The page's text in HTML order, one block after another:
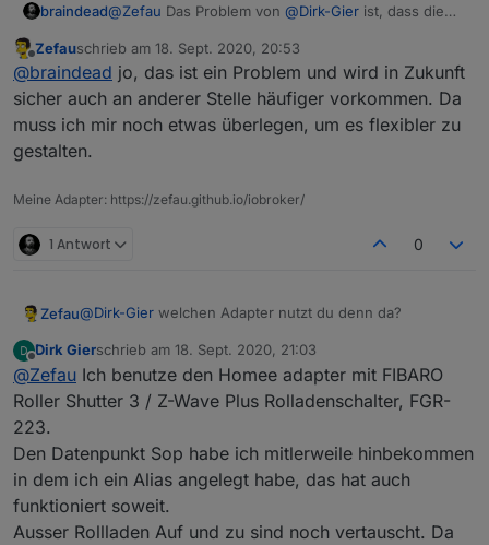
braindead@Zefau Das Problem von @Dirk-Gier ist, dass die
100% haben. Bei einigen bedeutet es 100% Licht
kommen rein, bei anderen 100% Dunkelheit. Im
ioBroker gibt es (noch) keine einheitliche
Übersetzung dafür. Kann jarvis das irgendwie (via
JSON) umrechnen? Ich meine das irgendwann mal
nicht näher verfolgt.
Offline
Zefauschrieb am 18. Sept. 2020, 20:53
zuletzt editiert von
@braindead jo, das ist ein Problem und wird in Zukunft
sicher auch an anderer Stelle häufiger vorkommen. Da
muss ich mir noch etwas überlegen, um es flexibler zu
gestalten.
Meine Adapter: https://zefau.github.io/iobroker/
1 Antwort 0
Zefau@Dirk-Gier welchen Adapter nutzt du denn da?
Am besten du legst erstmal Mapping States an mit etwas
Javascript-Logik, um es kompatibel zu machen.
Für Stop, z.B.alias.0.Gartentür.stop(ungetestet)
on({ 'id': 'alias.0.Gartentür.stop', 'val':
Trigger füractivitynutzen.
Allerdings fehlt ein Datenpunkt der anzeigt, ob es eine
laufende Aktivität gibt (also die Rolladen gerade hoch-
oder runterfahren). Gibt es hier etwas in dem Adapter?
Alternativ kannst du beim Gerät auch den State
activity
rauslöschen / weg lassen, dann zeigt das
Offline
Dirk Gierschrieb am 18. Sept. 2020, 21:03
zuletzt editiert von
@Zefau Ich benutze den Homee adapter mit FIBARO
Roller Shutter 3 / Z-Wave Plus Rolladenschalter, FGR-
223.
Den Datenpunkt Sop habe ich mitlerweile hinbekommen
in dem ich ein Alias angelegt habe, das hat auch
funktioniert soweit.
Ausser Rollladen Auf und zu sind noch vertauscht. Da